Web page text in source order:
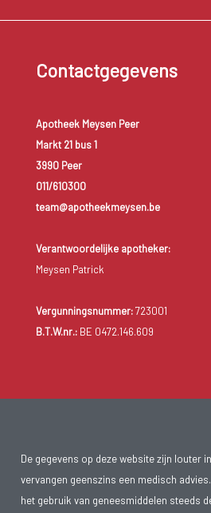
Contactgegevens
Apotheek Meysen Peer
Markt 21 bus 1
3990 Peer
011/610300
team@apotheekmeysen.be
Verantwoordelijke apotheker:
Meysen Patrick
Vergunningsnummer:723001
B.T.W.nr.:BE 0472.146.609
De gegevens op deze website zijn louter
vervangen geenszins een medisch
het gebruik van geneesmiddelen steeds